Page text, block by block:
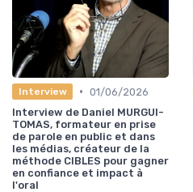
Interview • 01/06/2026
Interview de Daniel MURGUI-
TOMAS, formateur en prise
de parole en public et dans
les médias, créateur de la
méthode CIBLES pour gagner
en confiance et impact à
l'oral